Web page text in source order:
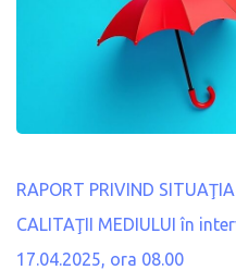
RAPORT PRIVIND
CALITAŢII MEDIULUI în
17.04.2025, ora 08.00